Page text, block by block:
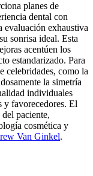
planes de
dental con
evaluación exhaustiva
sonrisa ideal. Esta
acentúen los
estandarizado. Para
celebridades, como la
la simetría
individuales
y favorecedores. El
paciente,
cosmética y
Van Ginkel.